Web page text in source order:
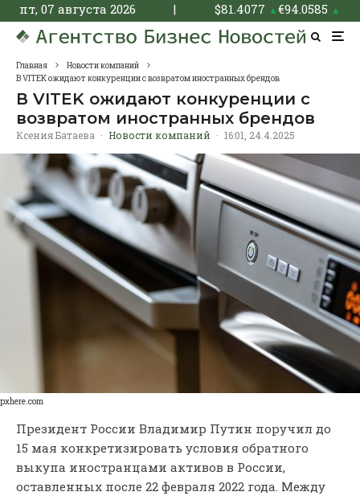
пт, 07 августа 2026 | $81.4077 ▲€94.0585 ▲
Главная
Новости компаний
В VITEK ожидают конкуренции с возвратом иностранных брендов
В VITEK ожидают конкуренции с
возвратом иностранных брендов
Ксения Батаева · Новости компаний · 16:01, 24.4.2025
pxhere.com
Президент России Владимир Путин поручил до
15 мая конкретизировать условия обратного
выкупа иностранцами активов в России,
оставленных после 22 февраля 2022 года. Между